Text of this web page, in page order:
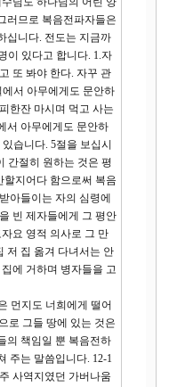
러므로 복음전파자들은
십니다. 전도는 지금까
이 있다고 합니다. 1.자
또 봐야 한다. 자꾸 관
서 아무에게도 문안하
한잔 마시며 먹고 사는
서 아무에게도 문안하
습니다. 5절을 보십시
간절히 원하는 것은 평
지어다 함으로써 복음
아들이는 자의 심령에
빈 제자들에게 그 평안
요 영적 의사로 그 만
저 집 옮겨 다녀서는 안
에 거하며 병자들을 고
먼지도 너희에게 떨어
로 그들 땅에 있는 것은
의 책임일 뿐 복음전하
주는 말씀입니다. 12-1
사역지였던 가버나움